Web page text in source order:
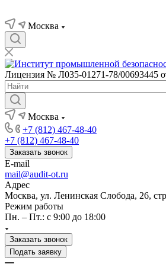
Москва
Лицензия № Л035-01271-78/00693445
Москва
+7 (812) 467-48-40
+7 (812) 467-48-40
Заказать звонок
E-mail
mail@audit-ot.ru
Адрес
Москва, ул. Ленинская Слобода, 26,
Режим работы
Пн. – Пт.: с 9:00 до 18:00
Заказать звонок
Подать заявку